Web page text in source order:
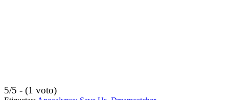
5/5 - (1 voto)